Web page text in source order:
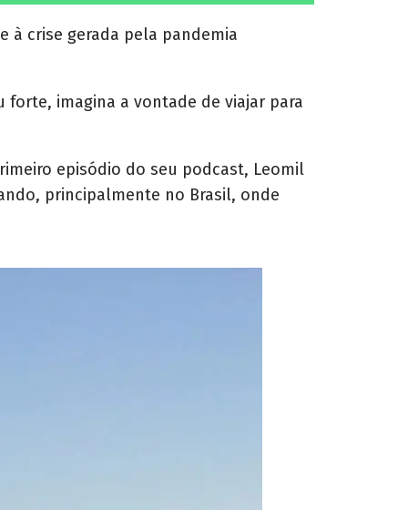
r
à crise gerada pela pandemia
forte, imagina a vontade de viajar para
episódio do seu podcast, Leomil
principalmente no Brasil, onde